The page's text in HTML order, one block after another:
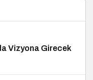
Vizyona Girecek